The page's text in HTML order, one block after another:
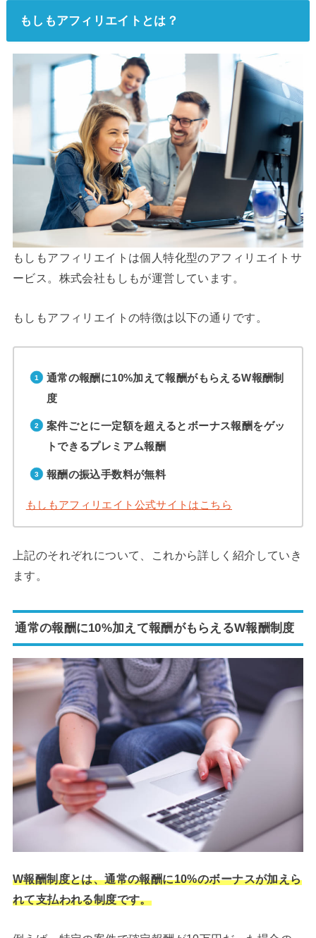
もしもアフィリエイトとは？
もしもアフィリエイトは個人特化型のアフィリエイトサ
ービス。株式会社もしもが運営しています。
もしもアフィリエイトの特徴は以下の通りです。
通常の報酬に10%加えて報酬がもらえるW報酬制
度
案件ごとに一定額を超えるとボーナス報酬をゲッ
トできるプレミアム報酬
報酬の振込手数料が無料
もしもアフィリエイト公式サイトはこちら
上記のそれぞれについて、これから詳しく紹介していき
ます。
通常の報酬に10%加えて報酬がもらえるW報酬制度
W報酬制度とは、通常の報酬に10%のボーナスが加えら
れて支払われる制度です。